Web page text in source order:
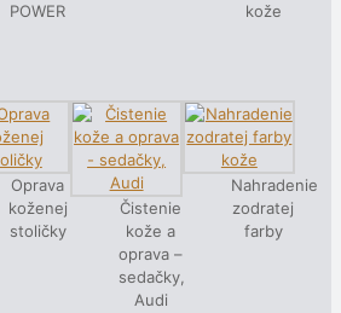
POWER
kože
Oprava
koženej
stoličky
Čistenie
kože a
oprava –
sedačky,
Audi
Nahradenie
zodratej
farby